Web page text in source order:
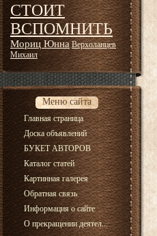
СТОИТ
ВСПОМНИТЬ
Мориц Юнна Верхоланцев
Михаил
Меню сайта
Главная страница
Доска объявлений
БУКЕТ АВТОРОВ
Каталог статей
Картинная галерея
Обратная связь
Информация о сайте
О прекращении деятел...